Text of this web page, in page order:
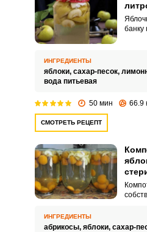
банку
ИНГРЕДИЕНТЫ
яблоки, сахар-песок,
вода питьевая
50 мин 66.9
СМОТРЕТЬ РЕЦЕПТ
Летом
ИНГРЕДИЕНТЫ
абрикосы, яблоки, сахар-